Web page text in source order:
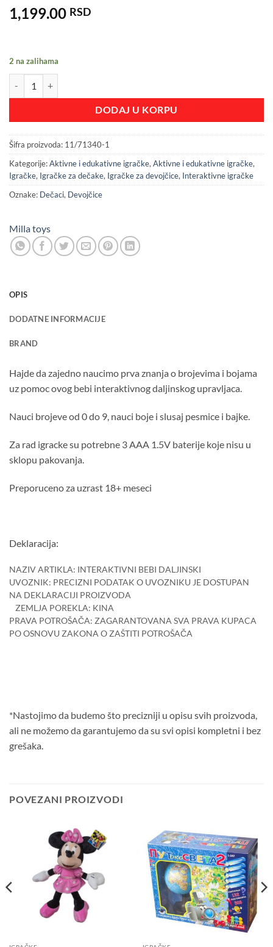
1,199.00 RSD
2 na zalihama
DODAJ U KORPU
Šifra proizvoda: 11/71340-1
Kategorije:Aktivne i edukativne igračke, Aktivne i edukativne igračke,
Igračke, Igračke za dečake, Igračke za devojčice, Interaktivne igračke
Oznake: Dečaci, Devojčice
Milla toys
OPIS
DODATNE INFORMACIJE
BRAND
Hajde da zajedno naucimo prva znanja o brojevima i bojama
uz pomoc ovog bebi interaktivnog daljinskog upravljaca.
Nauci brojeve od 0 do 9, nauci boje i slusaj pesmice i bajke.
Za rad igracke su potrebne 3 AAA 1.5V baterije koje nisu u
sklopu pakovanja.
Preporuceno za uzrast 18+ meseci
Deklaracija:
NAZIV ARTIKLA: INTERAKTIVNI BEBI DALJINSKI
UVOZNIK: PRECIZNI PODATAK O UVOZNIKU JE DOSTUPAN
NA DEKLARACIJI PROIZVODA
ZEMLJA POREKLA: KINA
PRAVA POTROŠAČA: ZAGARANTOVANA SVA PRAVA KUPACA
PO OSNOVU ZAKONA O ZAŠTITI POTROŠAČA
*Nastojimo da budemo što precizniji u opisu svih proizvoda,
ali ne možemo da garantujemo da su svi opisi kompletni i bez
grešaka.
POVEZANI PROIZVODI